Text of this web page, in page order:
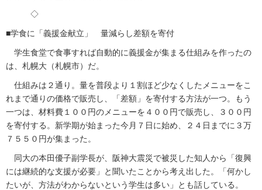
◇
■学食に「義援金献立」 量減らし差額を寄付
学生食堂で食事すれば自動的に義援金が集まる仕組みを作ったの
は、札幌大（札幌市）だ。
仕組みは２通り。量を普段より１割ほど少なくしたメニューをこ
れまで通りの価格で販売し、「差額」を寄付する方法が一つ。もう
一つは、材料費１００円のメニューを４００円で販売し、３００円
を寄付する。新学期が始まった今月７日に始め、２４日までに３万
７５５０円が集まった。
同大の本田優子副学長が、阪神大震災で被災した知人から「復興
には継続的な支援が必要」と聞いたことから考え出した。「何かし
たいが、方法がわからないという学生は多い」とも話している。